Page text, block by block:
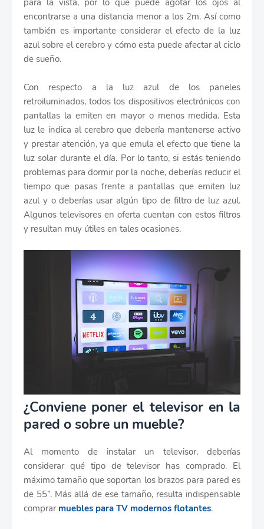
encontrarse a una distancia menor a los 2m. Así como
también es importante considerar el efecto de la luz
azul sobre el cerebro y cómo esta puede afectar al ciclo
de sueño.
Con respecto a la luz azul de los paneles
retroiluminados, todos los dispositivos electrónicos con
pantallas la emiten en mayor o menos medida. Esta
luz le indica al cerebro que debería mantenerse activo
y prestar atención, ya que emula el efecto que tiene la
luz solar durante el día. Por lo tanto, si estás teniendo
problemas para dormir por la noche, deberías reducir el
tiempo que pasas frente a pantallas que emiten luz
azul y o deberías usar algún tipo de filtro de luz azul.
Algunos televisores en oferta cuentan con estos filtros
y resultan muy útiles en tales ocasiones.
¿Conviene poner el televisor en la
pared o sobre un mueble?
Al momento de instalar un televisor, deberías
considerar qué tipo de televisor has comprado. El
máximo tamaño que soportan los brazos para pared es
de 55”. Más allá de ese tamaño, resulta indispensable
comprar muebles para TV modernos flotantes.